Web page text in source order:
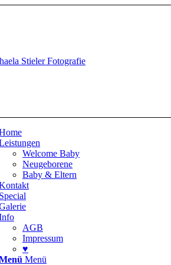
Welcome Baby
Neugeborene
Baby & Eltern
Special
AGB
Impressum
♥
Menü